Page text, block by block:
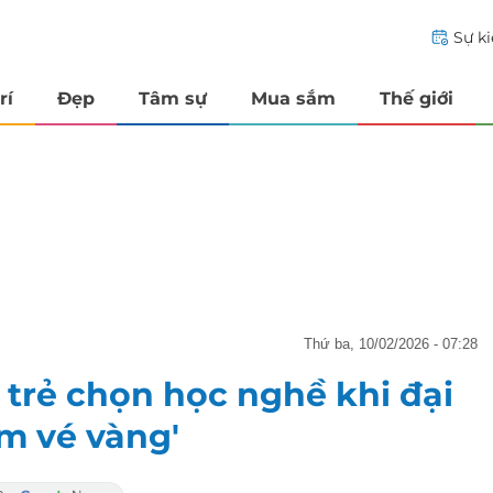
Sự
Đẹp Tâm sự Mua sắm Thế giới
thứ ba, 10/02/2026 - 07:28
trẻ chọn học nghề khi đại
vé vàng'